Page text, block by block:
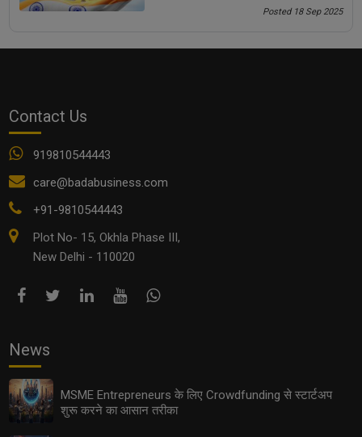
कैसे Networking Skills हर Entrepreneur के लिए गेम-चेंजर बन
Posted 18 Sep 2025
Contact Us
919810544443
care@badabusiness.com
+91-9810544443
Plot No- 15, Okhla Phase III,
New Delhi - 110020
News
MSME Entrepreneurs के लिए Crowdfunding से स्टार्टअप
शुरू करने का आसान तरीका